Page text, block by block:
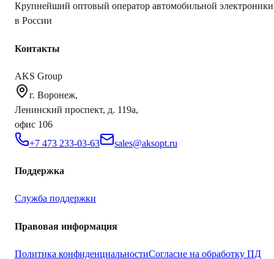
Крупнейший оптовый оператор автомобильной электроники
в России
Контакты
AKS Group
г. Воронеж,
Ленинский проспект, д. 119а,
офис 106
+7 473 233-03-63
sales@aksopt.ru
Поддержка
Служба поддержки
Правовая информация
Политика конфиденциальностиСогласие на обработку ПД